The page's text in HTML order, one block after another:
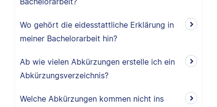
Wo gehört die eidesstattliche Erklärung in
meiner Bachelorarbeit hin?
Ab wie vielen Abkürzungen erstelle ich ein
Abkürzungsverzeichnis?
Welche Abkürzungen kommen nicht ins